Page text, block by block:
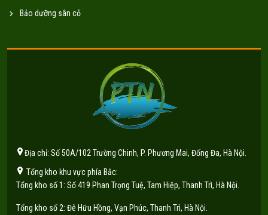
Bảo dưỡng sân cỏ
Địa chỉ: Số 50A/102 Trường Chinh, P. Phương Mai, Đống Đa, Hà Nội.
Tổng kho khu vực phía Bắc:
Tổng kho số 1: Số 419 Phan Trọng Tuệ, Tam Hiệp, Thanh Trì, Hà Nội.
Tổng kho số 2: Đê Hữu Hồng, Vạn Phúc, Thanh Trì, Hà Nội.